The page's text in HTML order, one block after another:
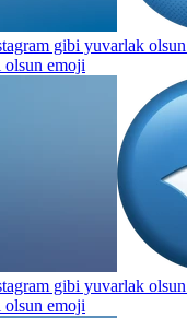
gibi yuvarlak olsun
olsun emoji
gibi yuvarlak olsun
olsun emoji